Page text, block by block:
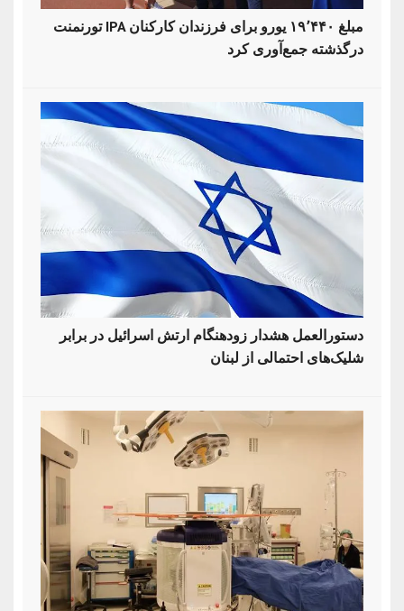
تورنمنت IPA مبلغ ۱۹٬۴۴۰ یورو برای فرزندان کارکنان
درگذشته جمع‌آوری کرد
دستورالعمل هشدار زودهنگام ارتش اسرائیل در برابر
شلیک‌های احتمالی از لبنان